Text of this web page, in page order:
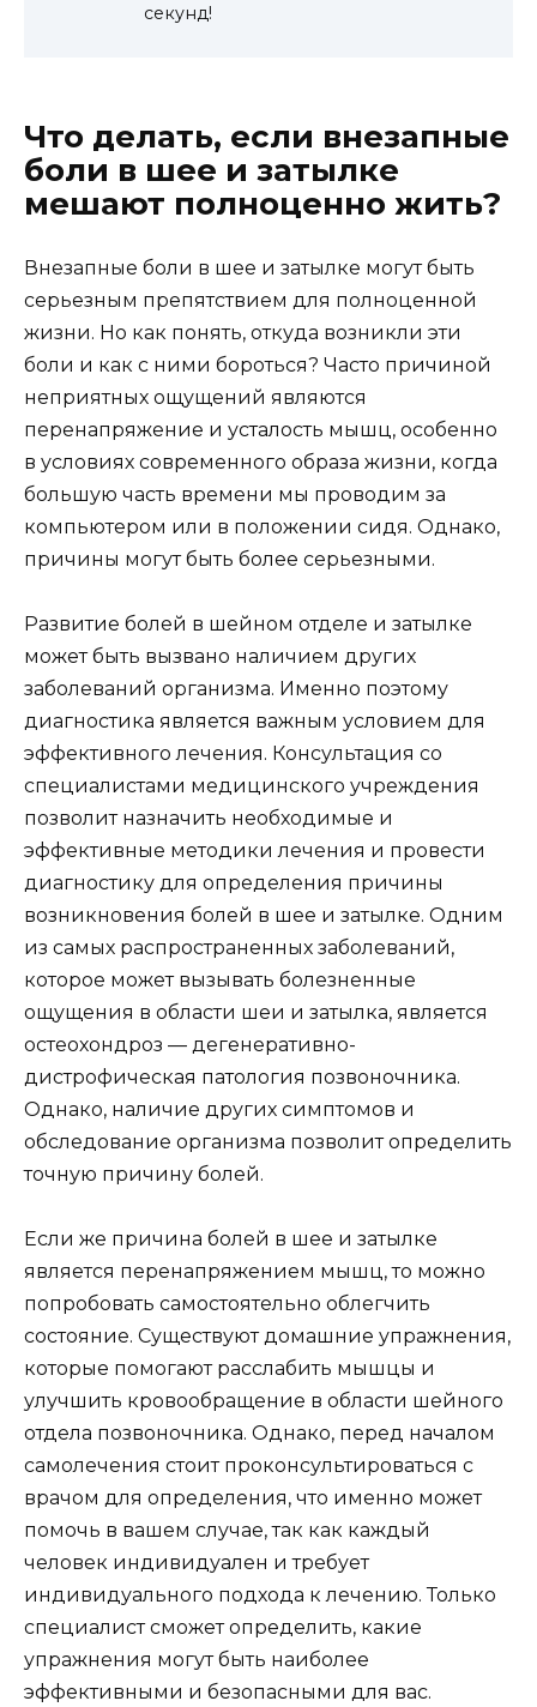
секунд!
Что делать, если внезапные
боли в шее и затылке
мешают полноценно жить?
Внезапные боли в шее и затылке могут быть
серьезным препятствием для полноценной
жизни. Но как понять, откуда возникли эти
боли и как с ними бороться? Часто причиной
неприятных ощущений являются
перенапряжение и усталость мышц, особенно
в условиях современного образа жизни, когда
большую часть времени мы проводим за
компьютером или в положении сидя. Однако,
причины могут быть более серьезными.
Развитие болей в шейном отделе и затылке
может быть вызвано наличием других
заболеваний организма. Именно поэтому
диагностика является важным условием для
эффективного лечения. Консультация со
специалистами медицинского учреждения
позволит назначить необходимые и
эффективные методики лечения и провести
диагностику для определения причины
возникновения болей в шее и затылке. Одним
из самых распространенных заболеваний,
которое может вызывать болезненные
ощущения в области шеи и затылка, является
остеохондроз — дегенеративно-
дистрофическая патология позвоночника.
Однако, наличие других симптомов и
обследование организма позволит определить
точную причину болей.
Если же причина болей в шее и затылке
является перенапряжением мышц, то можно
попробовать самостоятельно облегчить
состояние. Существуют домашние упражнения,
которые помогают расслабить мышцы и
улучшить кровообращение в области шейного
отдела позвоночника. Однако, перед началом
самолечения стоит проконсультироваться с
врачом для определения, что именно может
помочь в вашем случае, так как каждый
человек индивидуален и требует
индивидуального подхода к лечению. Только
специалист сможет определить, какие
упражнения могут быть наиболее
эффективными и безопасными для вас.